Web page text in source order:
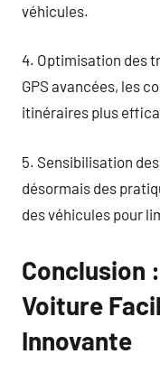
véhicules.
4. Optimisation des
GPS avancées, les
itinéraires plus
5. Sensibilisation
désormais des
des véhicules pour
Conclusion
Voiture
Innovante